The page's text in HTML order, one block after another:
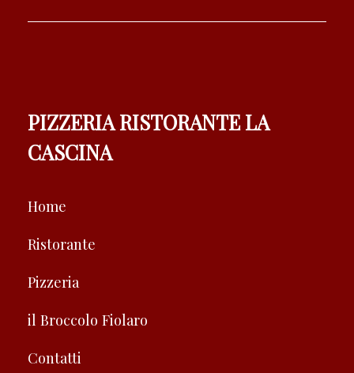
PIZZERIA RISTORANTE LA
CASCINA
Home
Ristorante
Pizzeria
il Broccolo Fiolaro
Contatti